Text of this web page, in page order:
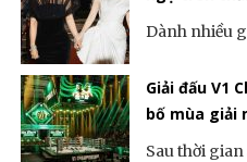
Dành nhiều
Giải đấu V1
bố mùa giải
Sau thời gian